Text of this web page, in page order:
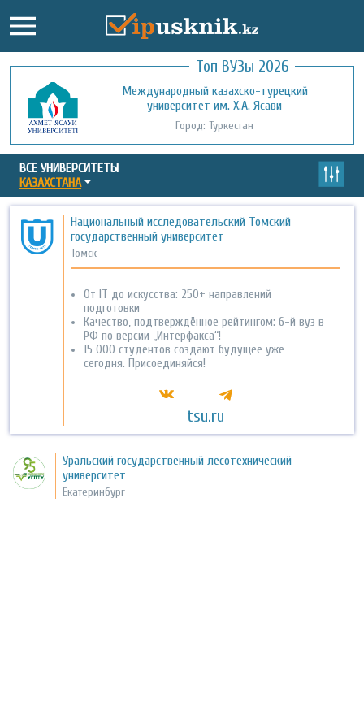
Топ ВУЗы 2026
Международный казахско-турецкий
университет им. Х.А. Ясави
Город: Туркестан
Кызылординский открытый
университет
Город: Кызылорда
ВСЕ УНИВЕРСИТЕТЫ
КАЗАХСТАНА
Национальный исследовательский Томский
государственный университет
Томск
От IT до искусства: 250+ направлений
подготовки
Качество, подтверждённое рейтингом: 6-й вуз в
РФ по версии „Интерфакса“!
15 000 студентов создают будущее уже
сегодня. Присоединяйся!
tsu.ru
Уральский государственный лесотехнический
университет
Екатеринбург